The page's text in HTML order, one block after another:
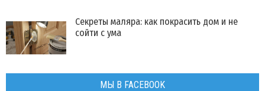
Секреты маляра: как покрасить дом и не
сойти с ума
МЫ В FACEBOOK